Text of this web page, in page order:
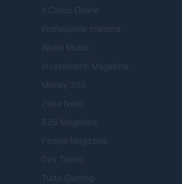
Il Calcio Online
Professione mamma
World Music
Investimenti Magazine
Money 365
Zona Nerd
B2B Magazine
People Magazine
Day Travel
Tutto Gaming